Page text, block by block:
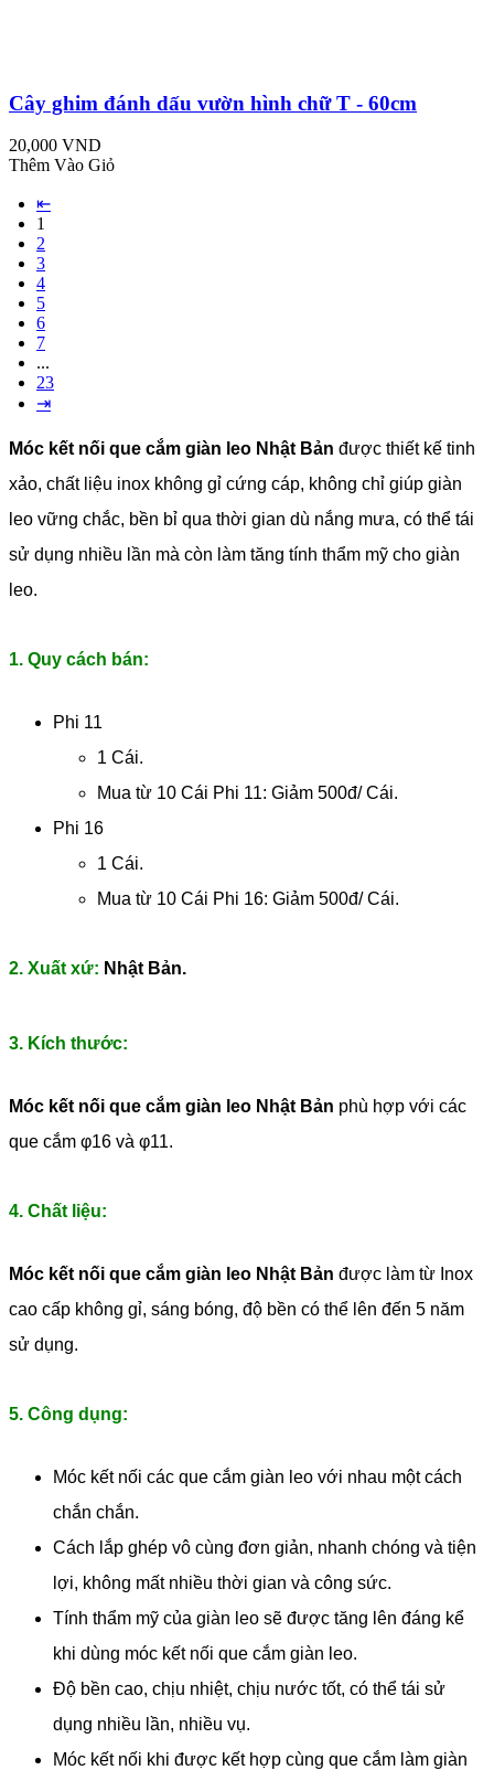
Cây ghim đánh dấu vườn hình chữ T - 60cm
20,000 VND
Thêm Vào Giỏ
⇤
1
2
3
4
5
6
7
...
23
⇥
Móc kết nối que cắm giàn leo Nhật Bản được thiết kế tinh
xảo, chất liệu inox không gỉ cứng cáp, không chỉ giúp giàn
leo vững chắc, bền bỉ qua thời gian dù nắng mưa, có thể tái
sử dụng nhiều lần mà còn làm tăng tính thẩm mỹ cho giàn
leo.
1. Quy cách bán:
Phi 11
1 Cái.
Mua từ 10 Cái Phi 11: Giảm 500đ/ Cái.
Phi 16
1 Cái.
Mua từ 10 Cái Phi 16: Giảm 500đ/ Cái.
2. Xuất xứ: Nhật Bản.
3. Kích thước:
Móc kết nối que cắm giàn leo Nhật Bản phù hợp với các
que cắm φ16 và φ11.
4. Chất liệu:
Móc kết nối que cắm giàn leo Nhật Bản được làm từ Inox
cao cấp không gỉ, sáng bóng, độ bền có thể lên đến 5 năm
sử dụng.
5. Công dụng:
Móc kết nối các que cắm giàn leo với nhau một cách
chắn chắn.
Cách lắp ghép vô cùng đơn giản, nhanh chóng và tiện
lợi, không mất nhiều thời gian và công sức.
Tính thẩm mỹ của giàn leo sẽ được tăng lên đáng kể
khi dùng móc kết nối que cắm giàn leo.
Độ bền cao, chịu nhiệt, chịu nước tốt, có thể tái sử
dụng nhiều lần, nhiều vụ.
Móc kết nối khi được kết hợp cùng que cắm làm giàn